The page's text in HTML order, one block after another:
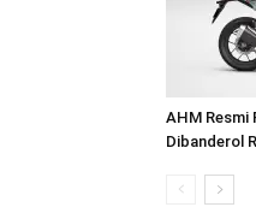
AHM Resmi
Dibanderol